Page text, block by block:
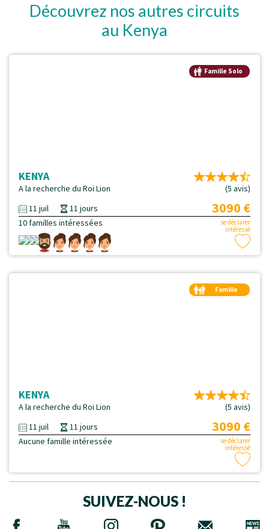
Découvrez nos autres circuits
au Kenya
Famille Solo
KENYA
A la recherche du Roi Lion
(5 avis)
11 juil
11 jours 3090 €
10 familles intéressées
se déclarer
intéressé
Famille
KENYA
A la recherche du Roi Lion
(5 avis)
11 juil
11 jours 3090 €
Aucune famille intéressée
se déclarer
intéressé
SUIVEZ-NOUS !